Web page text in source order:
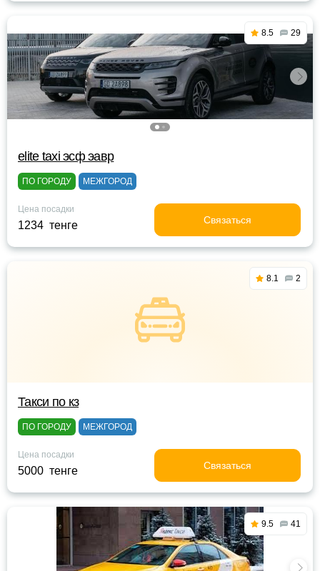
8.5 29
elite taxi эсф эавр
ПО ГОРОДУ МЕЖГОРОД
Цена посадки
1234 тенге Связаться
8.1 2
Такси по кз
ПО ГОРОДУ МЕЖГОРОД
Цена посадки
5000 тенге Связаться
9.5 41